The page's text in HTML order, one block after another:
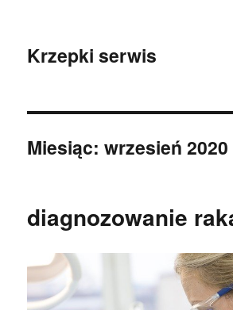
Krzepki serwis
Miesiąc:wrzesień 2020
diagnozowanie